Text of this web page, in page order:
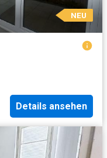
NEU
Details ansehen